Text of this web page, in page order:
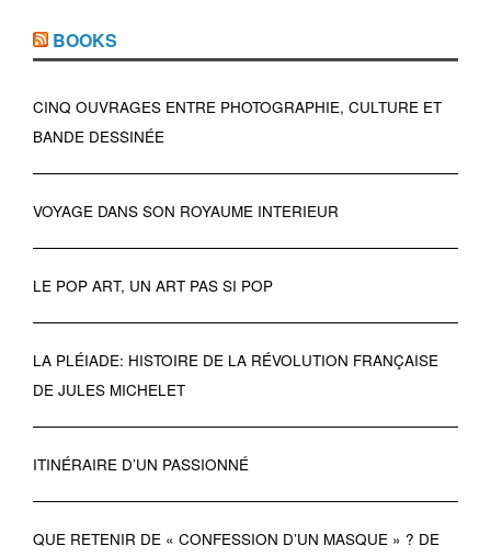
BOOKS
CINQ OUVRAGES ENTRE PHOTOGRAPHIE, CULTURE ET
BANDE DESSINÉE
VOYAGE DANS SON ROYAUME INTERIEUR
LE POP ART, UN ART PAS SI POP
LA PLÉIADE: HISTOIRE DE LA RÉVOLUTION FRANÇAISE
DE JULES MICHELET
ITINÉRAIRE D’UN PASSIONNÉ
QUE RETENIR DE « CONFESSION D’UN MASQUE » ? DE